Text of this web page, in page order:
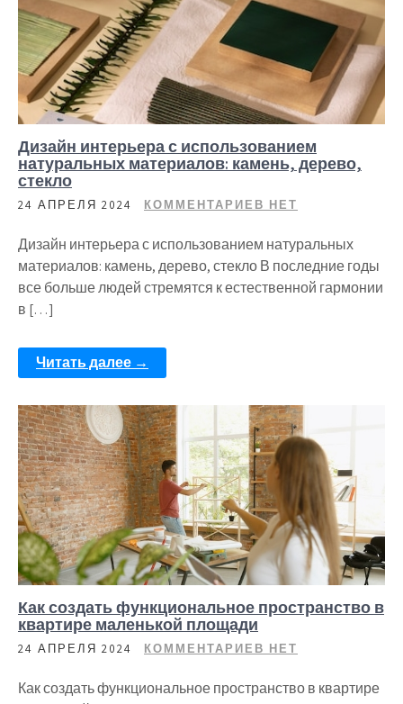
Дизайн интерьера с использованием
натуральных материалов: камень, дерево,
стекло
24 АПРЕЛЯ 2024 КОММЕНТАРИЕВ НЕТ
Дизайн интерьера с использованием натуральных
материалов: камень, дерево, стекло В последние годы
все больше людей стремятся к естественной гармонии
в […]
Читать далее →
Как создать функциональное пространство в
квартире маленькой площади
24 АПРЕЛЯ 2024 КОММЕНТАРИЕВ НЕТ
Как создать функциональное пространство в квартире